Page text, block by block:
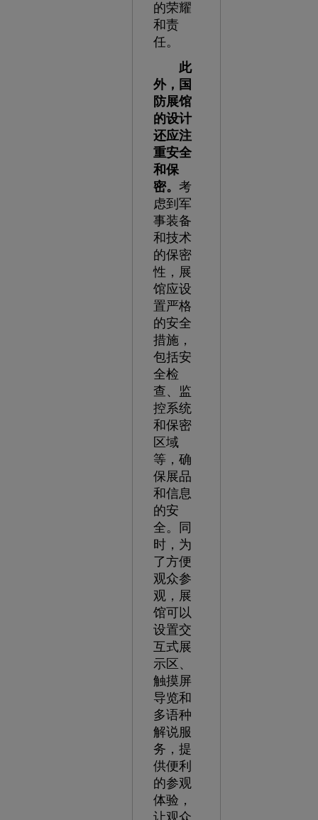
的荣耀
和责
任。
此
外，国
防展馆
的设计
还应注
重安全
和保
密。 考
虑到军
事装备
和技术
的保密
性，展
馆应设
置严格
的安全
措施，
包括安
全检
查、监
控系统
和保密
区域
等，确
保展品
和信息
的安
全。同
时，为
了方便
观众参
观，展
馆可以
设置交
互式展
示区、
触摸屏
导览和
多语种
解说服
务，提
供便利
的参观
体验，